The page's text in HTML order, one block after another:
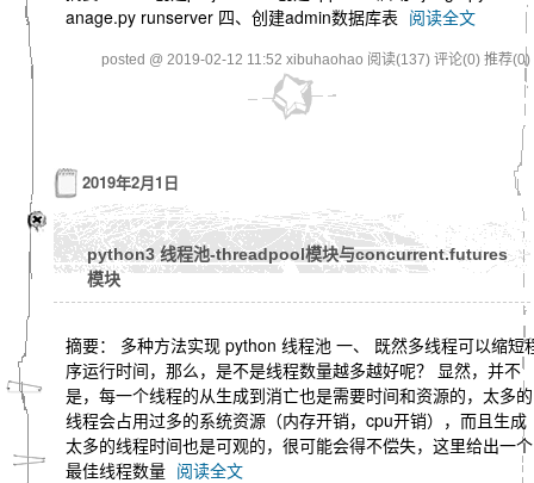
anage.py runserver 四、创建admin数据库表 阅读全文
posted @ 2019-02-12 11:52 xibuhaohao 阅读(137) 评论(0) 推荐(0)
2019年2月1日
python3 线程池-threadpool模块与concurrent.futures
模块
摘要： 多种方法实现 python 线程池 一、 既然多线程可以缩短
序运行时间，那么，是不是线程数量越多越好呢？ 显然，并不
是，每一个线程的从生成到消亡也是需要时间和资源的，太多的
线程会占用过多的系统资源（内存开销，cpu开销），而且生成
太多的线程时间也是可观的，很可能会得不偿失，这里给出一个
最佳线程数量 阅读全文